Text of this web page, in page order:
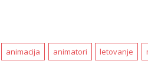
animacija animatori letovanje